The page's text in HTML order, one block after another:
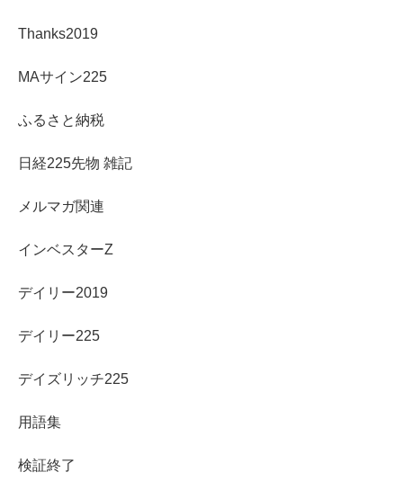
Thanks2019
MAサイン225
ふるさと納税
日経225先物 雑記
メルマガ関連
インベスターZ
デイリー2019
デイリー225
デイズリッチ225
用語集
検証終了